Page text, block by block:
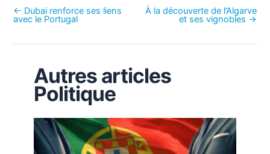
← Dubai renforce ses liens
avec le Portugal
À la découverte de l’Algarve
et ses vignobles →
Autres articles
Politique